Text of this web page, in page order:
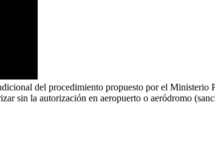
del procedimiento propuesto por el
sin la autorización en aeropuerto o aeródromo